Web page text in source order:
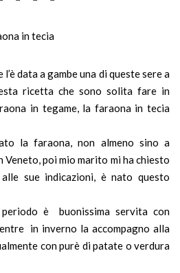
data a gambe una di queste sere a
ricetta che sono solita fare in
in tegame, la faraona in tecia
la faraona, non almeno sino a
Veneto, poi mio marito mi ha chiesto
sue indicazioni, è nato questo
è buonissima servita con
in inverno la accompagno alla
con purè di patate o verdura